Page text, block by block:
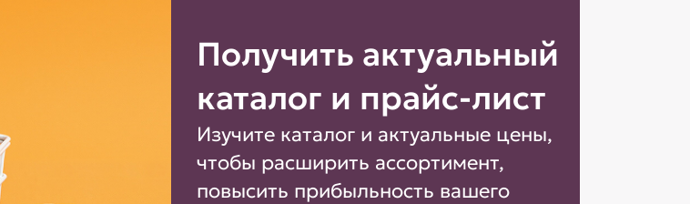
Получить актуальный
каталог и прайс-лист
Изучите каталог и актуальные цены,
чтобы расширить ассортимент,
повысить прибыльность вашего